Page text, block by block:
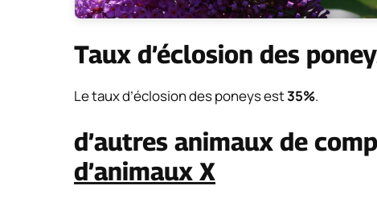
Taux d’éclosion des
Le taux d’éclosion des poneys est35%.
d’autres animaux de
d’animaux X